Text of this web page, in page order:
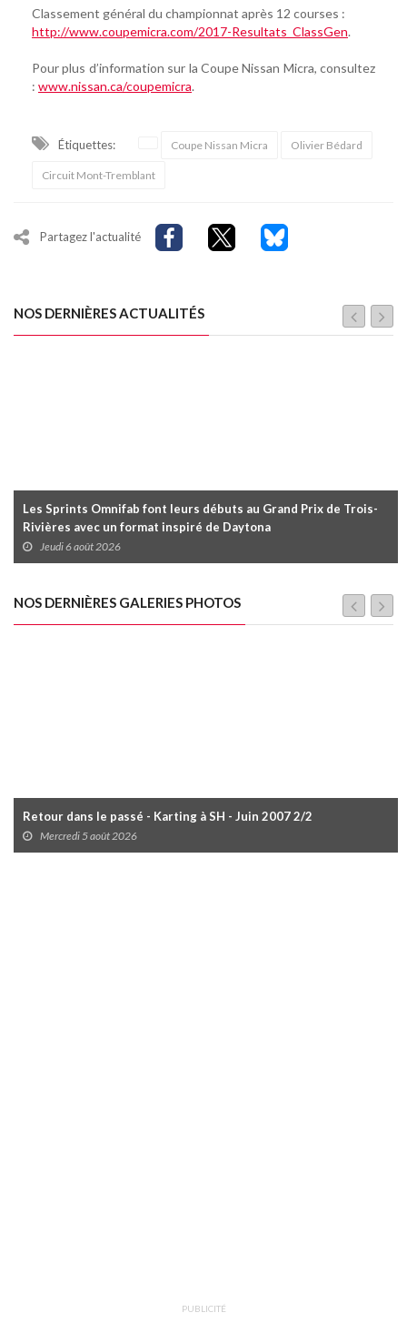
Classement général du championnat après 12 courses :
http://www.coupemicra.com/2017-Resultats_ClassGen.
Pour plus d’information sur la Coupe Nissan Micra, consultez
: www.nissan.ca/coupemicra.
Étiquettes: Coupe Nissan Micra Olivier Bédard
Circuit Mont-Tremblant
Partagez l'actualité
NOS DERNIÈRES ACTUALITÉS
Les Sprints Omnifab font leurs débuts au Grand Prix de Trois-
Rivières avec un format inspiré de Daytona
Jeudi 6 août 2026
NOS DERNIÈRES GALERIES PHOTOS
Retour dans le passé - Karting à SH - Juin 2007 2/2
Mercredi 5 août 2026
PUBLICITÉ